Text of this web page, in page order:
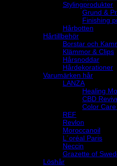
Stylingprodukter
Grund &
Finishing
Hårbotten
Hårtillbehör
Borstar och
Klämmor & Clips
Hårsnoddar
Hårdekorationer
Varumärken hår
LANZA
Healing
CBD
Color
REF
Revlon
Moroccanoil
L´oréal Paris
Neccin
Grazette of
Löshår